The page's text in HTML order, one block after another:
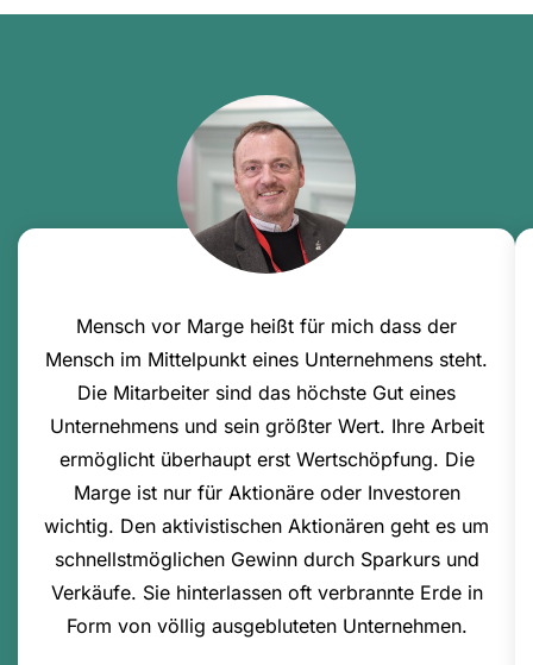
Mensch vor Marge heißt für mich dass der
Mensch im Mittelpunkt eines Unternehmens steht.
Die Mitarbeiter sind das höchste Gut eines
Unternehmens und sein größter Wert. Ihre Arbeit
ermöglicht überhaupt erst Wertschöpfung. Die
Marge ist nur für Aktionäre oder Investoren
wichtig. Den aktivistischen Aktionären geht es um
schnellstmöglichen Gewinn durch Sparkurs und
Verkäufe. Sie hinterlassen oft verbrannte Erde in
Form von völlig ausgebluteten Unternehmen.